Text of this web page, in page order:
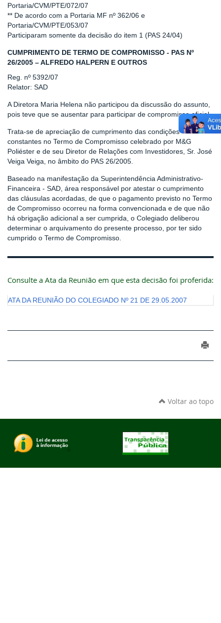
Portaria/CVM/PTE/072/07
** De acordo com a Portaria MF nº 362/06 e
Portaria/CVM/PTE/053/07
Participaram somente da decisão do item 1 (PAS 24/04)
CUMPRIMENTO DE TERMO DE COMPROMISSO - PAS Nº
26/2005 – ALFREDO HALPERN E OUTROS
Reg. nº 5392/07
Relator: SAD
A Diretora Maria Helena não participou da discussão do assunto,
pois teve que se ausentar para participar de compromisso oficial.
Trata-se de apreciação de cumprimento das condições
constantes no Termo de Compromisso celebrado por M&G
Poliéster e de seu Diretor de Relações com Investidores, Sr. José
Veiga Veiga, no âmbito do PAS 26/2005.
Baseado na manifestação da Superintendência Administrativo-
Financeira - SAD, área responsável por atestar o cumprimento
das cláusulas acordadas, de que o pagamento previsto no Termo
de Compromisso ocorreu na forma convencionada e de que não
há obrigação adicional a ser cumprida, o Colegiado deliberou
determinar o arquivamento do presente processo, por ter sido
cumprido o Termo de Compromisso.
Consulte a Ata da Reunião em que esta decisão foi proferida:
ATA DA REUNIÃO DO COLEGIADO Nº 21 DE 29.05.2007
Voltar ao topo